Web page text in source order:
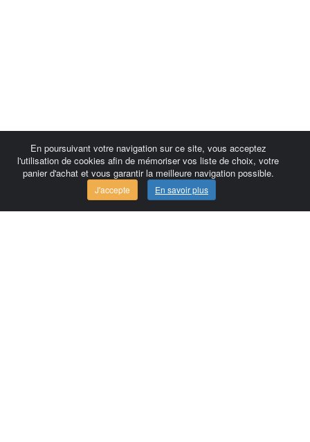
En poursuivant votre navigation sur ce site, vous acceptez
l'utilisation de cookies afin de mémoriser vos liste de choix, votre
panier d'achat et vous garantir la meilleure navigation possible.
J'accepte En savoir plus